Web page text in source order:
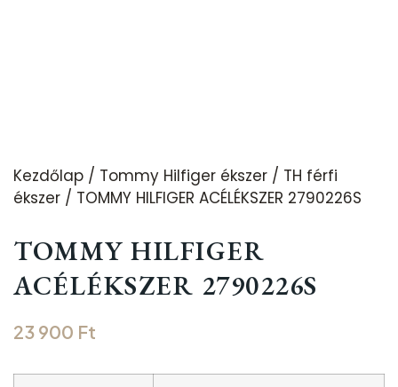
Kezdőlap / Tommy Hilfiger ékszer / TH férfi
ékszer / TOMMY HILFIGER ACÉLÉKSZER 2790226S
TOMMY HILFIGER
ACÉLÉKSZER 2790226S
23 900 Ft